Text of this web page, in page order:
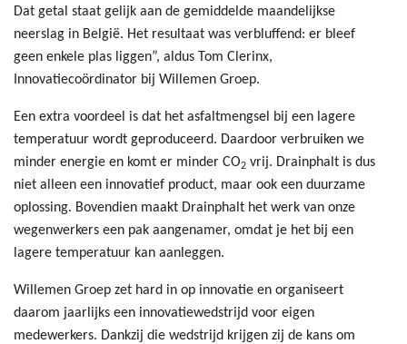
Dat getal staat gelijk aan de gemiddelde maandelijkse
neerslag in België. Het resultaat was verbluffend: er bleef
geen enkele plas liggen”, aldus Tom Clerinx,
Innovatiecoördinator bij Willemen Groep.
Een extra voordeel is dat het asfaltmengsel bij een lagere
temperatuur wordt geproduceerd. Daardoor verbruiken we
minder energie en komt er minder CO2 vrij. Drainphalt is dus
niet alleen een innovatief product, maar ook een duurzame
oplossing. Bovendien maakt Drainphalt het werk van onze
wegenwerkers een pak aangenamer, omdat je het bij een
lagere temperatuur kan aanleggen.
Willemen Groep zet hard in op innovatie en organiseert
daarom jaarlijks een innovatiewedstrijd voor eigen
medewerkers. Dankzij die wedstrijd krijgen zij de kans om